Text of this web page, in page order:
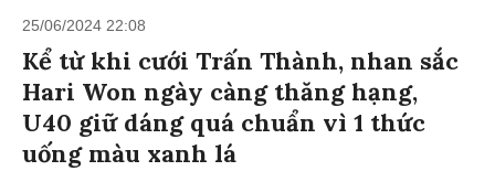
25/06/2024 22:08
Kể từ khi cưới Trấn Thành, nhan sắc
Hari Won ngày càng thăng hạng,
U40 giữ dáng quá chuẩn vì 1 thức
uống màu xanh lá